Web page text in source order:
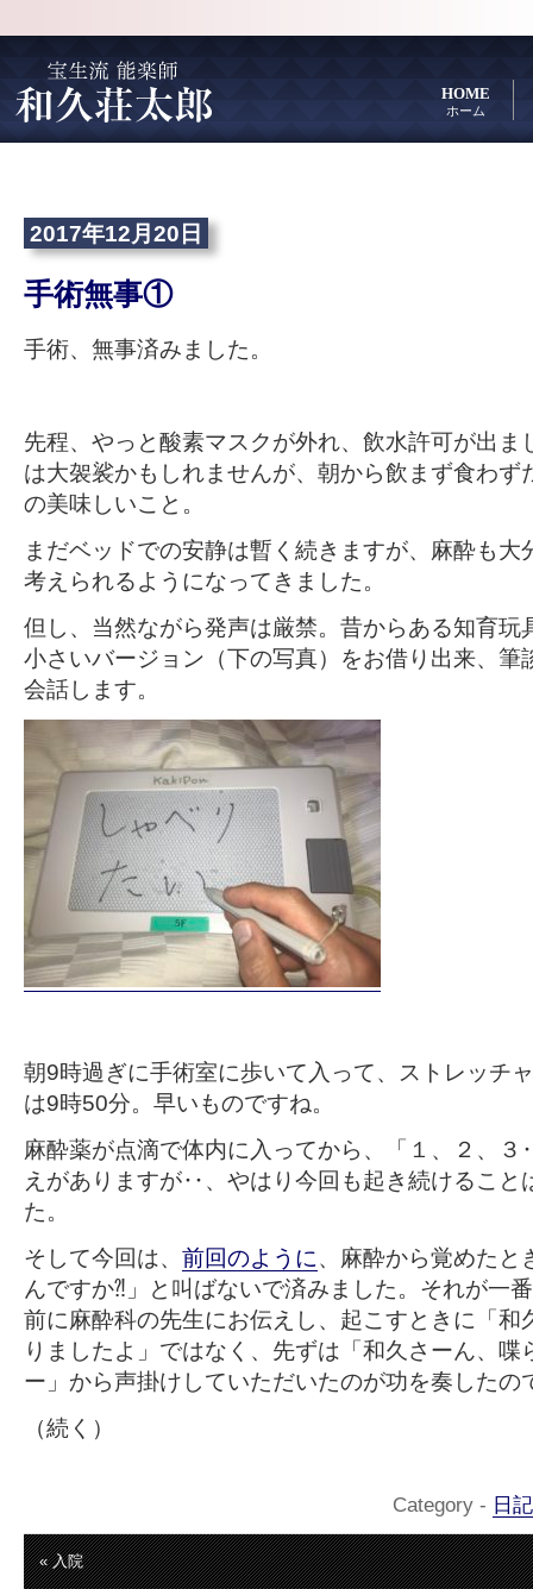
HOME
ホーム
2017年12月20日
手術無事①
手術、無事済みました。
先程、やっと酸素マスクが外れ、飲水許可が出ま
は大袈裟かもしれませんが、朝から飲まず食わず
の美味しいこと。
まだベッドでの安静は暫く続きますが、麻酔も大
考えられるようになってきました。
但し、当然ながら発声は厳禁。昔からある知育玩
小さいバージョン（下の写真）をお借り出来、筆
会話します。
朝9時過ぎに手術室に歩いて入って、ストレッチ
は9時50分。早いものですね。
麻酔薬が点滴で体内に入ってから、「１、２、
えがありますが‥、やはり今回も起き続けること
た。
そして今回は、 前回のように、麻酔から覚めたと
んですか⁈」と叫ばないで済みました。それが一
前に麻酔科の先生にお伝えし、起こすときに「和
りましたよ」ではなく、先ずは「和久さーん、喋
ー」から声掛けしていただいたのが功を奏したの
（続く）
Category - 日記
« 入院